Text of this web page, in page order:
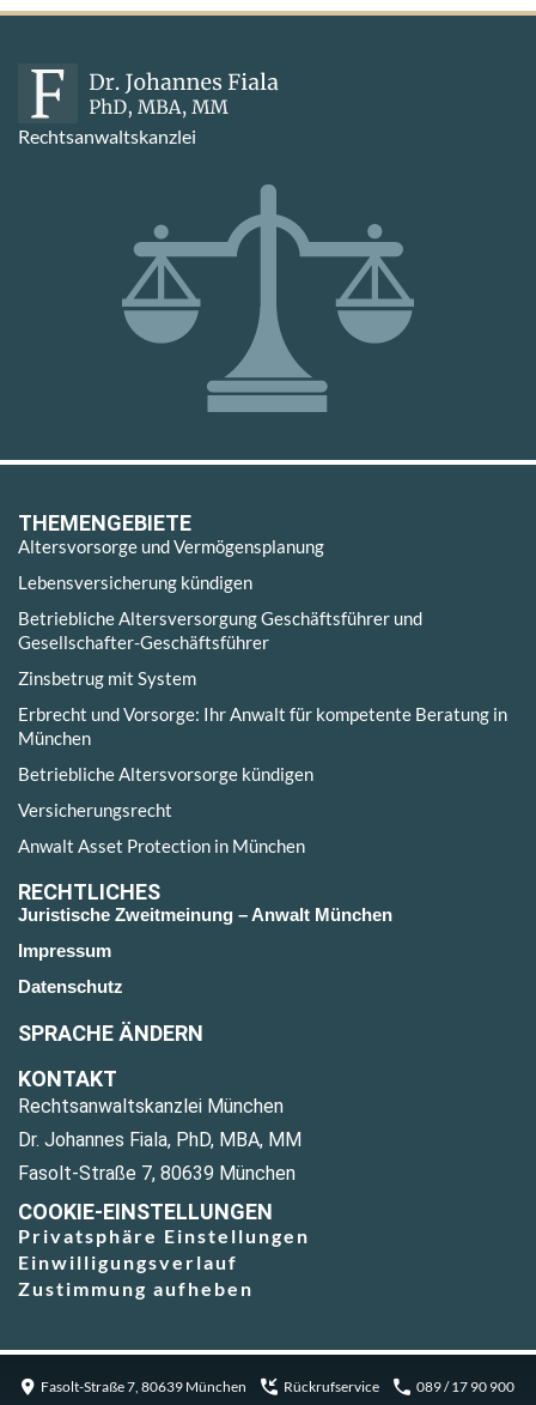
Rechtsanwaltskanzlei
THEMENGEBIETE
Altersvorsorge und Vermögensplanung
Lebensversicherung kündigen
Betriebliche Altersversorgung Geschäftsführer und
Gesellschafter-Geschäftsführer
Zinsbetrug mit System
Erbrecht und Vorsorge: Ihr Anwalt für kompetente Beratung in
München
Betriebliche Altersvorsorge kündigen
Versicherungsrecht
Anwalt Asset Protection in München
RECHTLICHES
Juristische Zweitmeinung – Anwalt München
Impressum
Datenschutz
SPRACHE ÄNDERN
KONTAKT
Rechtsanwaltskanzlei München
Dr. Johannes Fiala, PhD, MBA, MM
Fasolt-Straße 7, 80639 München
COOKIE-EINSTELLUNGEN
Privatsphäre Einstellungen
Einwilligungsverlauf
Zustimmung aufheben
Fasolt-Straße 7, 80639 München Rückrufservice 089 / 17 90 900